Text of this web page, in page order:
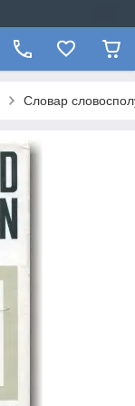
Словар